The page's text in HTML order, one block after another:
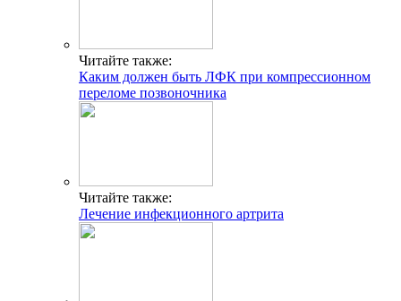
Читайте также:
Каким должен быть ЛФК при компрессионном
переломе позвоночника
Читайте также:
Лечение инфекционного артрита